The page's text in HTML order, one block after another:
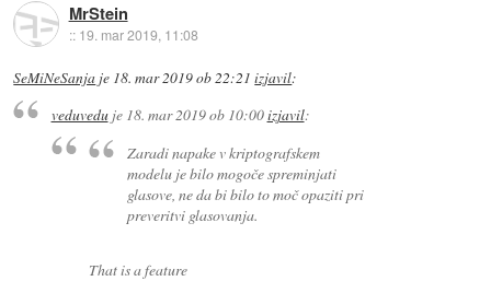
MrStein
:: 19. mar 2019, 11:08
SeMiNeSanja je 18. mar 2019 ob 22:21 izjavil:
veduveduje 18. mar 2019 ob 10:00izjavil:
Zaradi napake v kriptografskem
modelu je bilo mogoče spreminjati
glasove, ne da bi bilo to moč opaziti pri
preveritvi glasovanja.
That is a feature